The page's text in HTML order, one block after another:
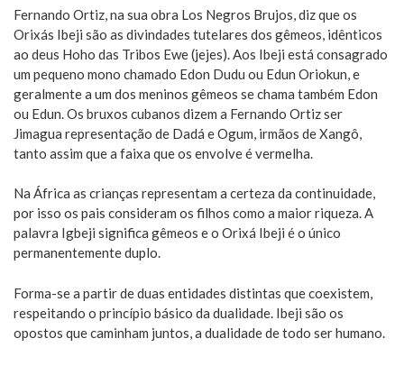
Fernando Ortiz, na sua obra Los Negros Brujos, diz que os
Orixás Ibeji são as divindades tutelares dos gêmeos, idênticos
ao deus Hoho das Tribos Ewe (jejes). Aos Ibeji está consagrado
um pequeno mono chamado Edon Dudu ou Edun Oriokun, e
geralmente a um dos meninos gêmeos se chama também Edon
ou Edun. Os bruxos cubanos dizem a Fernando Ortiz ser
Jimagua representação de Dadá e Ogum, irmãos de Xangô,
tanto assim que a faixa que os envolve é vermelha.
Na África as crianças representam a certeza da continuidade,
por isso os pais consideram os filhos como a maior riqueza. A
palavra Igbeji significa gêmeos e o Orixá Ibeji é o único
permanentemente duplo.
Forma-se a partir de duas entidades distintas que coexistem,
respeitando o princípio básico da dualidade. Ibeji são os
opostos que caminham juntos, a dualidade de todo ser humano.